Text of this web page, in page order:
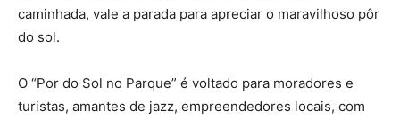
caminhada, vale a parada para apreciar o maravilhoso pôr
do sol.
O “Por do Sol no Parque” é voltado para moradores e
turistas, amantes de jazz, empreendedores locais, com